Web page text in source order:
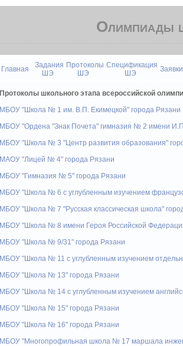
Олимпиады
Главная
Задания
ШЭ
Протоколы
ШЭ
Спецификация
ШЭ
Заявки
Протоколы школьного этапа всероссийской
МБОУ "Школа № 1 им. В.П. Екимецкой" города Рязани
МБОУ "Ордена "Знак Почета" гимназия № 2 имени
МБОУ "Школа № 3 "Центр развития образования"
МАОУ "Лицей № 4" города Рязани
МБОУ "Гимназия № 5" города Рязани
МБОУ "Школа № 6 с углубленным изучением
МБОУ "Школа № 7 "Русская классическая школа"
МБОУ "Школа № 8 имени Героя Российской
МБОУ "Школа № 9/31" города Рязани
МБОУ "Школа № 11 с углубленным изучением
МБОУ "Школа № 13" города Рязани
МБОУ "Школа № 14 с углубленным изучением
МБОУ "Школа № 15" города Рязани
МБОУ "Школа № 16" города Рязани
МБОУ "Многопрофильная школа № 17 маршала